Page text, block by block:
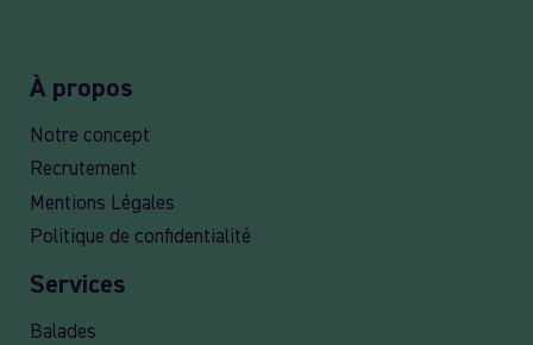
À propos
Notre concept
Recrutement
Mentions Légales
Politique de confidentialité
Services
Balades